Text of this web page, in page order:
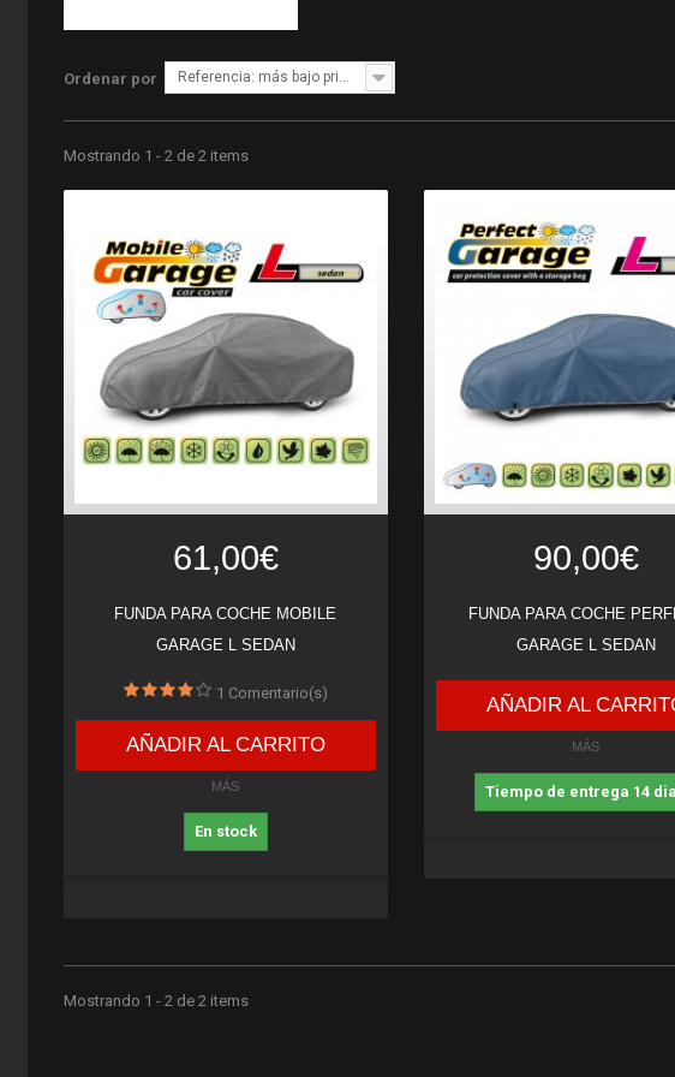
Ordenar por Referencia: más bajo primero
Mostrando 1 - 2 de 2 items
61,00€
FUNDA PARA COCHE MOBILE
GARAGE L SEDAN
1 Comentario(s)
AÑADIR AL CARRITO
MÁS
En stock
90,00€
FUNDA PARA COCHE
GARAGE L SEDAN
AÑADIR AL
MÁS
Tiempo de entrega 14
Mostrando 1 - 2 de 2 items